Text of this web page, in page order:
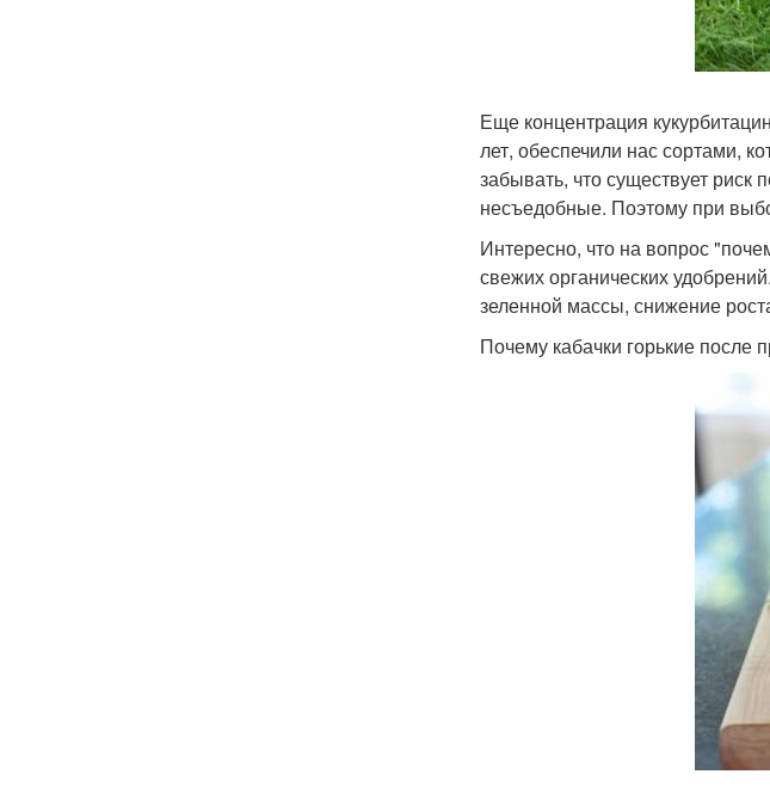
Еще концентрация
лет, обеспечили нас сортами,
забывать, что существует
несъедобные. Поэтому при
Интересно, что на вопрос
свежих органических
зеленной массы, снижение
Почему кабачки горькие после